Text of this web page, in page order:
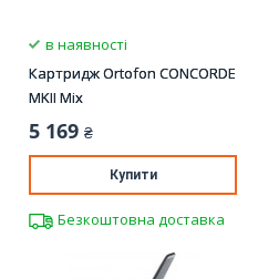
в наявності
Картридж Ortofon CONCORDE
MKII Mix
5 169 ₴
Купити
Безкоштовна доставка